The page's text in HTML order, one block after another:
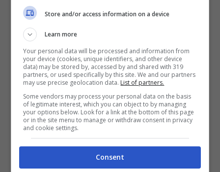
sul Instagramcon tanto diannuncio di
lavoro ovviamente rivolto a cuochi,
camerieri e chef: “Apriremo a giugno e
stiamo cercando personale qualificato… se
qualcuno è interessato mandi una mail”.
Insomma un’occasione unica da non
perdere per gli operatori del settore che
avranno anche la fortuna di avere come
capo la bella Belen!
Store and/or access information on a device
Learn more
Your personal data will be processed and information from
your device (cookies, unique identifiers, and other device
data) may be stored by, accessed by and shared with 319
partners, or used specifically by this site. We and our partners
may use precise geolocation data. List of partners.
Some vendors may process your personal data on the basis
of legitimate interest, which you can object to by managing
your options below. Look for a link at the bottom of this page
or in the site menu to manage or withdraw consent in privacy
and cookie settings.
Consent